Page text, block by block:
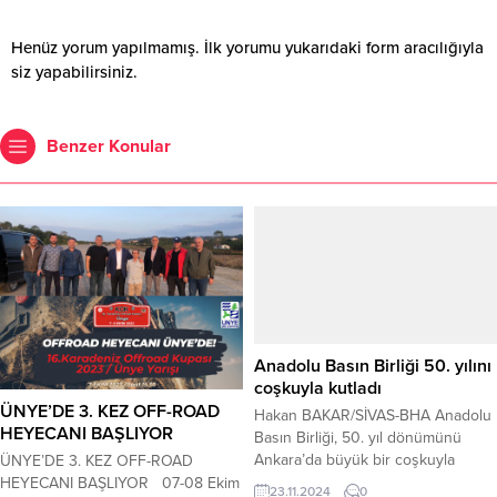
Henüz yorum yapılmamış. İlk yorumu yukarıdaki form aracılığıyla
siz yapabilirsiniz.
Benzer Konular
ÜNYE’DE 3. KEZ OFF-ROAD
HEYECANI BAŞLIYOR
ÜNYE’DE 3. KEZ OFF-ROAD
HEYECANI BAŞLIYOR 07-08 Ekim
Ankara’da büyük bir coşkuyla
kutladı. Derneğin 50. yıl etkinliği,
Ankara Mardin Evi Konağı’nda
düzenlenen plaket töreni ve
kutlama gecesiyle gerçekleşti.
Etkinliğe basın mensupları, protokol
23.11.2024